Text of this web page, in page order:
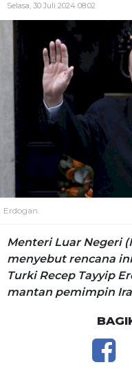
Selasa, 30 Juli 2024 08:02
Erdogan.
Menteri Luar Negeri
menyebut rencana
Turki Recep Tayyip
mantan pemimpin